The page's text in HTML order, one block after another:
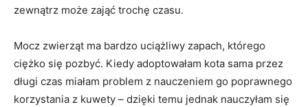
zewnątrz może zająć trochę czasu.
Mocz zwierząt ma bardzo uciążliwy zapach, którego
ciężko się pozbyć. Kiedy adoptowałam kota sama przez
długi czas miałam problem z nauczeniem go poprawnego
korzystania z kuwety – dzięki temu jednak nauczyłam się